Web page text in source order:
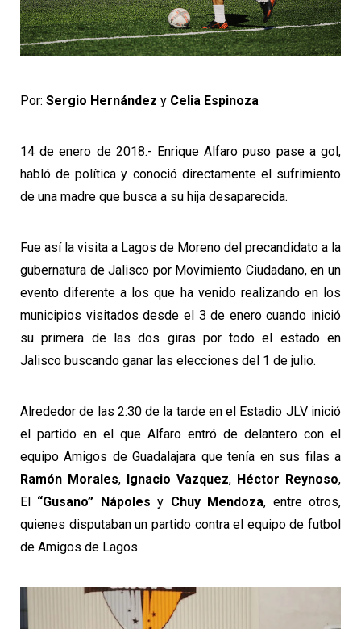
Por: Sergio Hernández y Celia Espinoza
14 de enero de 2018.- Enrique Alfaro puso pase a gol,
habló de política y conoció directamente el sufrimiento
de una madre que busca a su hija desaparecida.
Fue así la visita a Lagos de Moreno del precandidato a la
gubernatura de Jalisco por Movimiento Ciudadano, en un
evento diferente a los que ha venido realizando en los
municipios visitados desde el 3 de enero cuando inició
su primera de las dos giras por todo el estado en
Jalisco buscando ganar las elecciones del 1 de julio.
Alrededor de las 2:30 de la tarde en el Estadio JLV inició
el partido en el que Alfaro entró de delantero con el
equipo Amigos de Guadalajara que tenía en sus filas a
Ramón Morales, Ignacio Vazquez, Héctor Reynoso,
El “Gusano” Nápoles y Chuy Mendoza, entre otros,
quienes disputaban un partido contra el equipo de futbol
de Amigos de Lagos.